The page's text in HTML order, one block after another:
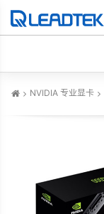
NVIDIA 专业显卡